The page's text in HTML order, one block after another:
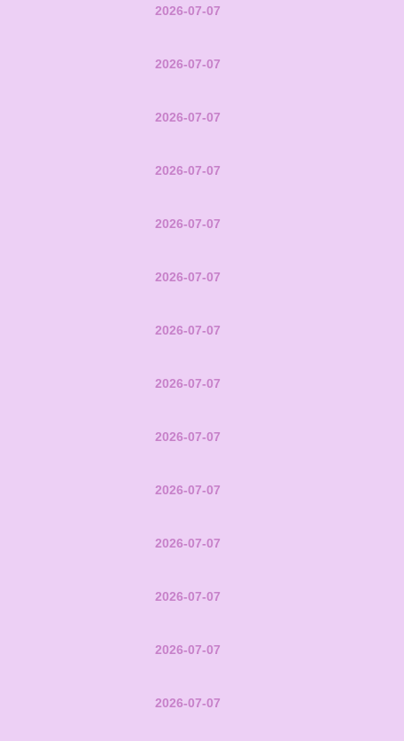
2026-07-07
2026-07-07
2026-07-07
2026-07-07
2026-07-07
2026-07-07
2026-07-07
2026-07-07
2026-07-07
2026-07-07
2026-07-07
2026-07-07
2026-07-07
2026-07-07